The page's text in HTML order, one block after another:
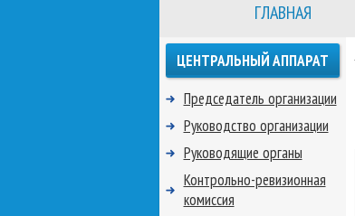
ГЛАВНАЯ
ЦЕНТРАЛЬНЫЙ АППАРАТ
Председатель организации
Руководство организации
Руководящие органы
Контрольно-ревизионная
комиссия